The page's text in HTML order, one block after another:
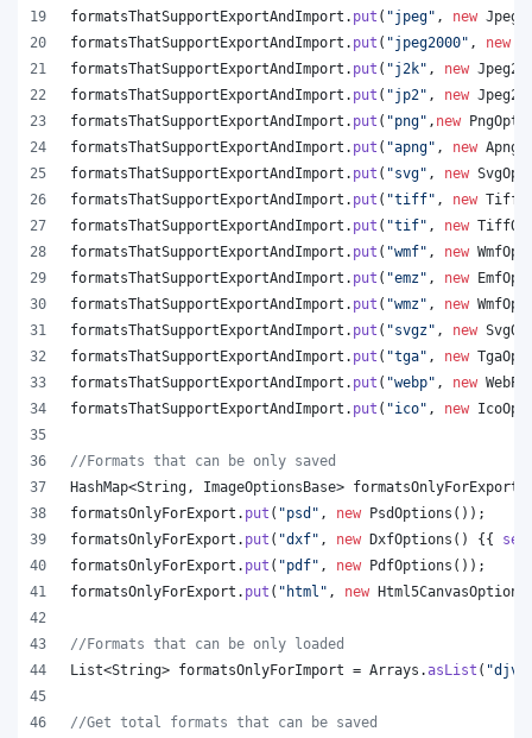
formatsThatSupportExportAndImport . put ( "jpeg" , new
formatsThatSupportExportAndImport . put ( "jpeg2000" , new
formatsThatSupportExportAndImport . put ( "j2k" , new
formatsThatSupportExportAndImport . put ( "jp2" , new
formatsThatSupportExportAndImport . put ( "png" , new
formatsThatSupportExportAndImport . put ( "apng" , new
formatsThatSupportExportAndImport . put ( "svg" , new
formatsThatSupportExportAndImport . put ( "tiff" , new
formatsThatSupportExportAndImport . put ( "tif" , new
formatsThatSupportExportAndImport . put ( "wmf" , new
formatsThatSupportExportAndImport . put ( "emz" , new
formatsThatSupportExportAndImport . put ( "wmz" , new
formatsThatSupportExportAndImport . put ( "svgz" , new
formatsThatSupportExportAndImport . put ( "tga" , new
formatsThatSupportExportAndImport . put ( "webp" , new
formatsThatSupportExportAndImport . put ( "ico" , new
//Formats that can be only saved
HashMap<String , ImageOptionsBase> formatsOnlyForExport
formatsOnlyForExport . put ( "psd" , new PsdOptions ());
formatsOnlyForExport . put ( "dxf" , new DxfOptions () {{
formatsOnlyForExport . put ( "pdf" , new PdfOptions ());
formatsOnlyForExport . put ( "html" , new Html5CanvasOptions
//Formats that can be only loaded
List<String> formatsOnlyForImport = Arrays .asList (
//Get total formats that can be saved